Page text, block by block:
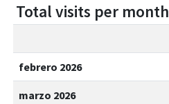
Total visits per month
febrero 2026
marzo 2026